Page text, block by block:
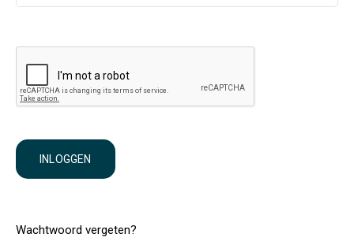
INLOGGEN
Wachtwoord vergeten?